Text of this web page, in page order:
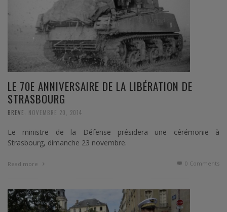
LE 70E ANNIVERSAIRE DE LA LIBÉRATION DE
STRASBOURG
BREVE NOVEMBRE 20, 2014
Le ministre de la Défense présidera une cérémonie à
Strasbourg, dimanche 23 novembre.
Read more 0 Comments